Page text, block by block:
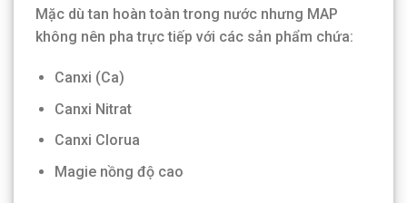
Mặc dù tan hoàn toàn trong nước nhưng MAP
không nên pha trực tiếp với các sản phẩm chứa:
Canxi (Ca)
Canxi Nitrat
Canxi Clorua
Magie nồng độ cao